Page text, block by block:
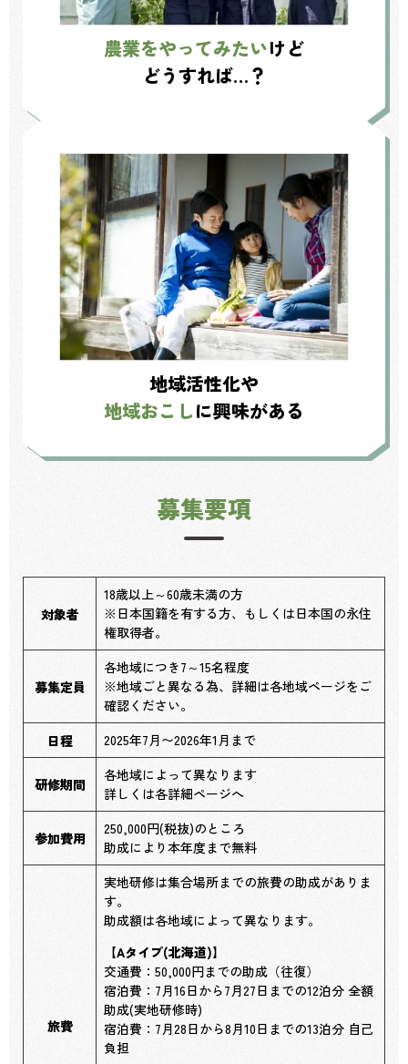
農業をやってみたいけど
どうすれば…？
地域活性化や
地域おこしに興味がある
募集要項
対象者
18歳以上～60歳未満の方
※日本国籍を有する方、もしくは日本国の永住
権取得者。
募集定員
各地域につき7～15名程度
※地域ごと異なる為、詳細は各地域ページをご
確認ください。
日程
2025年7月〜2026年1月まで
研修期間
各地域によって異なります
詳しくは各詳細ページへ
参加費用
250,000円(税抜)のところ
助成により本年度まで無料
旅費
実地研修は集合場所までの旅費の助成がありま
す。
助成額は各地域によって異なります。
【Aタイプ(北海道)】
交通費：50,000円までの助成（往復）
宿泊費：7月16日から7月27日までの12泊分 全額
助成(実地研修時)
宿泊費：7月28日から8月10日までの13泊分 自己
負担